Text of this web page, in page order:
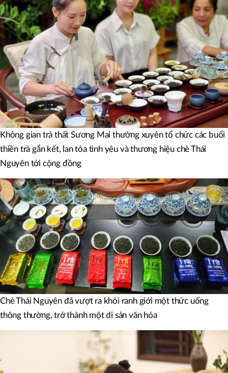
Không gian trà thất Sương Mai thường xuyên tổ chức các buổi
thiền trà gắn kết, lan tỏa tình yêu và thương hiệu chè Thái
Nguyên tới cộng đồng
Chè Thái Nguyên đã vượt ra khỏi ranh giới một thức uống
thông thường, trở thành một di sản văn hóa